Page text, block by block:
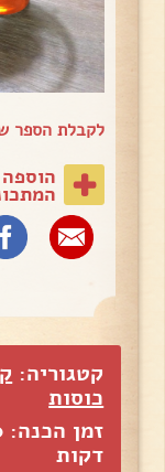
לקבלת הספר
קטגוריה:
כוסות
דקות